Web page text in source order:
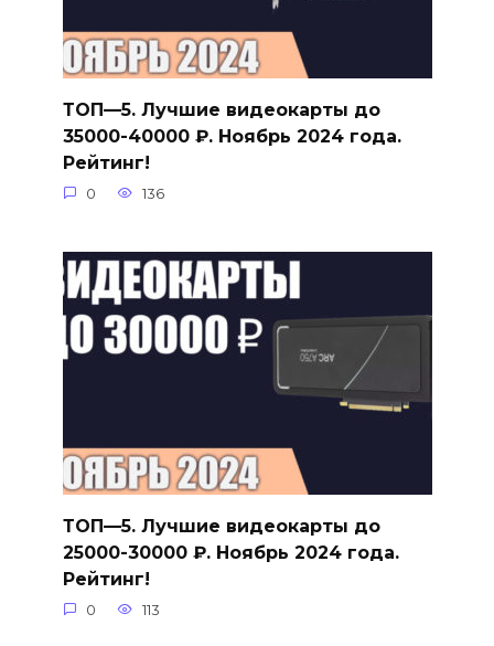
ТОП—5. Лучшие видеокарты до
35000-40000 ₽. Ноябрь 2024 года.
Рейтинг!
0 136
ТОП—5. Лучшие видеокарты до
25000-30000 ₽. Ноябрь 2024 года.
Рейтинг!
0 113